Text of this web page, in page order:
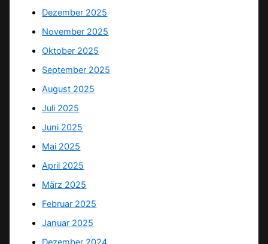
Dezember 2025
November 2025
Oktober 2025
September 2025
August 2025
Juli 2025
Juni 2025
Mai 2025
April 2025
März 2025
Februar 2025
Januar 2025